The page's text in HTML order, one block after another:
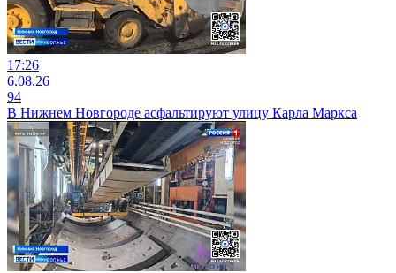
17:26
6.08.26
94
В Нижнем Новгороде асфальтируют улицу Карла Маркса